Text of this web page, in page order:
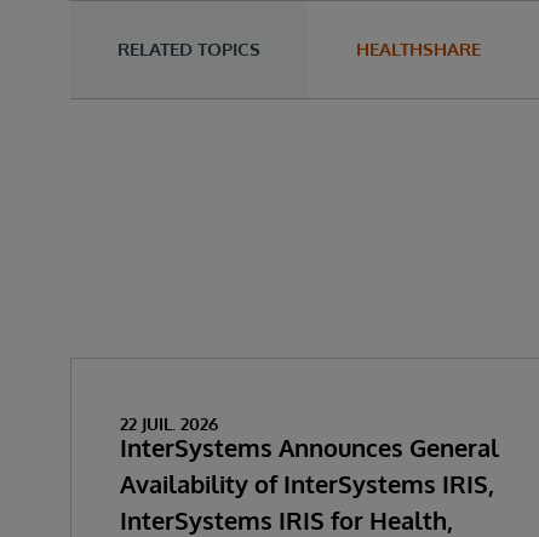
RELATED TOPICS HEALTHSHARE
22 JUIL. 2026
InterSystems Announces General
Availability of InterSystems IRIS,
InterSystems IRIS for Health,